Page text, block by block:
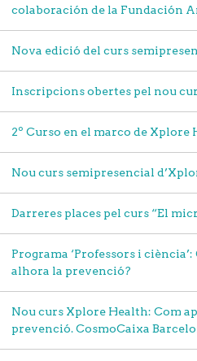
colaboración de la Fundación
Nova edició del curs
Inscripcions obertes pel nou
2º Curso en el marco de Xplore
Nou curs semipresencial
Darreres places pel curs “El
Programa ‘Professors i
alhora la prevenció?
Nou curs Xplore Health: Com
prevenció. CosmoCaixa